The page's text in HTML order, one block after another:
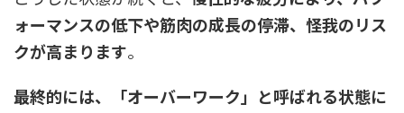
ォーマンスの低下や筋肉の成長の停滞、怪我のリス
クが高まります。
最終的には、「オーバーワーク」と呼ばれる状態に